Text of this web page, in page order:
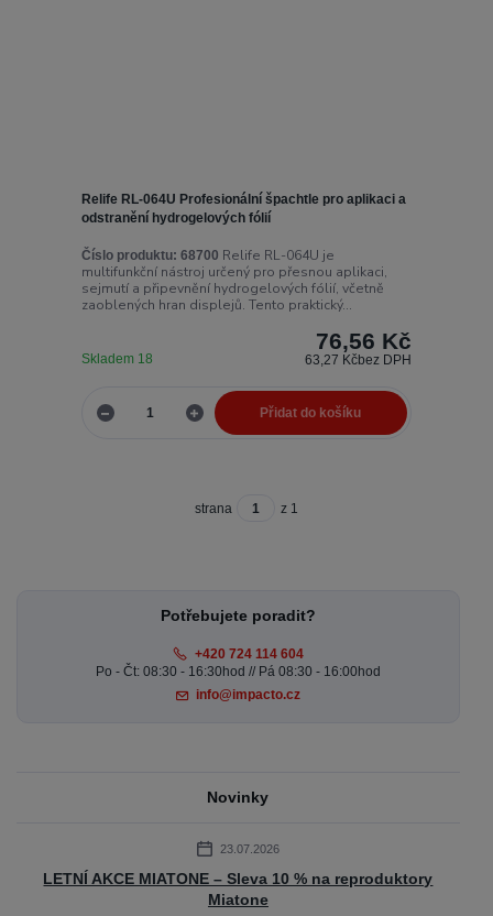
Relife RL-064U Profesionální špachtle pro aplikaci a
odstranění hydrogelových fólií
Číslo produktu: 68700 Relife RL-064U je
multifunkční nástroj určený pro přesnou aplikaci,
sejmutí a připevnění hydrogelových fólií, včetně
zaoblených hran displejů. Tento praktický...
76,56 Kč
63,27 Kčbez DPH
Skladem 18
Přidat do košíku
strana z 1
Potřebujete poradit?
+420 724 114 604
Po - Čt: 08:30 - 16:30hod // Pá 08:30 - 16:00hod
info@impacto.cz
Novinky
23.07.2026
LETNÍ AKCE MIATONE – Sleva 10 % na reproduktory
Miatone